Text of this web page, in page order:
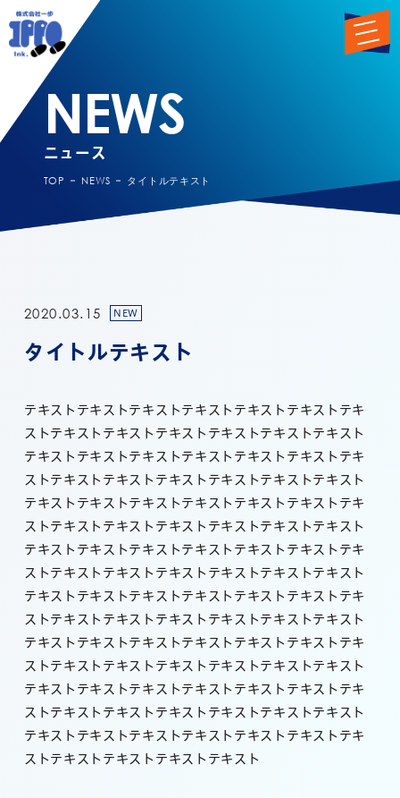
NEWS
ニュース
TOP NEWS タイトルテキスト
2020.03.15 NEW
タイトルテキスト
テキストテキストテキストテキストテキストテキストテキ
ストテキストテキストテキストテキストテキストテキスト
テキストテキストテキストテキストテキストテキストテキ
ストテキストテキストテキストテキストテキストテキスト
テキストテキストテキストテキストテキストテキストテキ
ストテキストテキストテキストテキストテキストテキスト
テキストテキストテキストテキストテキストテキストテキ
ストテキストテキストテキストテキストテキストテキスト
テキストテキストテキストテキストテキストテキストテキ
ストテキストテキストテキストテキストテキストテキスト
テキストテキストテキストテキストテキストテキストテキ
ストテキストテキストテキストテキストテキストテキスト
テキストテキストテキストテキストテキストテキストテキ
ストテキストテキストテキストテキストテキストテキスト
テキストテキストテキストテキストテキストテキストテキ
ストテキストテキストテキストテキスト